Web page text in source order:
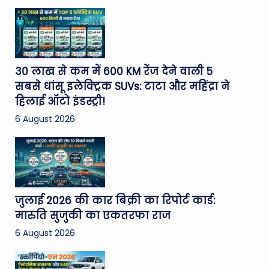
30 लाख से कम में 600 KM रेंज देने वाली 5
सबसे धांसू इलेक्ट्रिक SUVs: टाटा और महिंद्रा ने
हिलाई ऑटो इंडस्ट्री!
6 August 2026
जुलाई 2026 की कार बिक्री का रिपोर्ट कार्ड:
मारुति सुजुकी का एकतरफा राज
6 August 2026